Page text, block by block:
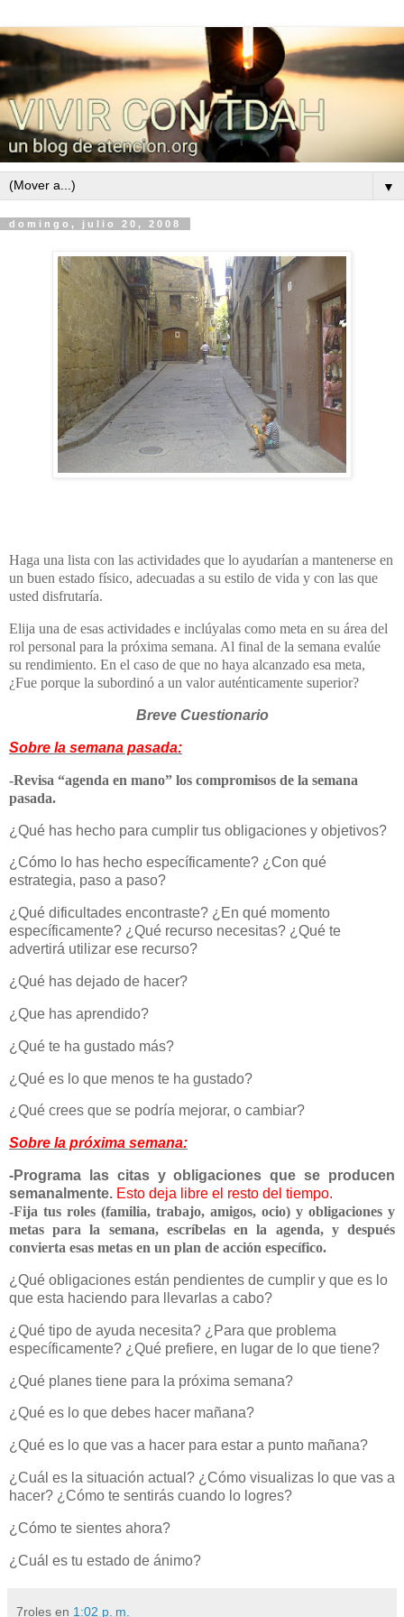
▼
domingo, julio 20, 2008
Haga una lista con las actividades que lo ayudarían a mantenerse en
un buen estado físico, adecuadas a su estilo de vida y con las que
usted disfrutaría.
Elija una de esas actividades e inclúyalas como meta en su área del
rol personal para la próxima semana. Al final de la semana evalúe
su rendimiento. En el caso de que no haya alcanzado esa meta,
¿Fue porque la subordinó a un valor auténticamente superior?
Breve Cuestionario
Sobre la semana pasada:
-Revisa “agenda en mano” los compromisos de la semana
pasada.
¿Qué has hecho para cumplir tus obligaciones y objetivos?
¿Cómo lo has hecho específicamente? ¿Con qué
estrategia, paso a paso?
¿Qué dificultades encontraste? ¿En qué momento
específicamente? ¿Qué recurso necesitas? ¿Qué te
advertirá utilizar ese recurso?
¿Qué has dejado de hacer?
¿Que has aprendido?
¿Qué te ha gustado más?
¿Qué es lo que menos te ha gustado?
¿Qué crees que se podría mejorar, o cambiar?
Sobre la próxima semana:
-Programa las citas y obligaciones que se producen
semanalmente. Esto deja libre el resto del tiempo.
-Fija tus roles (familia, trabajo, amigos, ocio) y obligaciones y
metas para la semana, escríbelas en la agenda, y después
convierta esas metas en un plan de acción específico.
¿Qué obligaciones están pendientes de cumplir y que es lo
que esta haciendo para llevarlas a cabo?
¿Qué tipo de ayuda necesita? ¿Para que problema
específicamente? ¿Qué prefiere, en lugar de lo que tiene?
¿Qué planes tiene para la próxima semana?
¿Qué es lo que debes hacer mañana?
¿Qué es lo que vas a hacer para estar a punto mañana?
¿Cuál es la situación actual? ¿Cómo visualizas lo que vas a
hacer? ¿Cómo te sentirás cuando lo logres?
¿Cómo te sientes ahora?
¿Cuál es tu estado de ánimo?
7roles en 1:02 p. m.